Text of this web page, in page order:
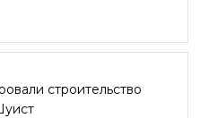
строительство